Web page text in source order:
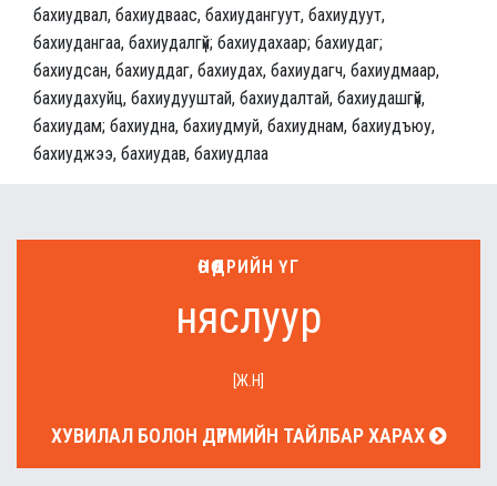
бахиудвал, бахиудваас, бахиудангуут, бахиудуут,
бахиудангаа, бахиудалгүй; бахиудахаар; бахиудаг;
бахиудсан, бахиуддаг, бахиудах, бахиудагч, бахиудмаар,
бахиудахуйц, бахиудууштай, бахиудалтай, бахиудашгүй,
бахиудам; бахиудна, бахиудмуй, бахиуднам, бахиудъюу,
бахиуджээ, бахиудав, бахиудлаа
ӨНӨӨДРИЙН ҮГ
няслуур
[Ж.Н]
ХУВИЛАЛ БОЛОН ДҮРМИЙН ТАЙЛБАР ХАРАХ